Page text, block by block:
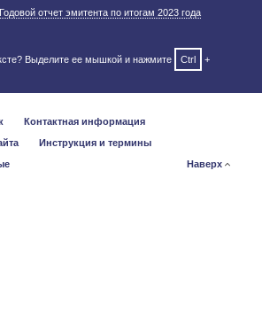
Годовой отчет эмитента по итогам 2023 года
Выделите ее мышкой и нажмите Ctrl
+
Контактная информация
Инструкция и термины
Наверх